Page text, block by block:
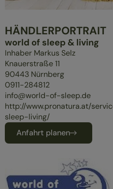
MASSIVHOLZMÖBEL
GESUND SCHLAFEN
HÄNDLERPORTRAIT
world of sleep & living
Inhaber Markus Selz
Knauerstraße 11
90443 Nürnberg
0911-284812
info@world-of-sleep.de
http://www.pronatura.at/
sleep-living/
Anfahrt planen